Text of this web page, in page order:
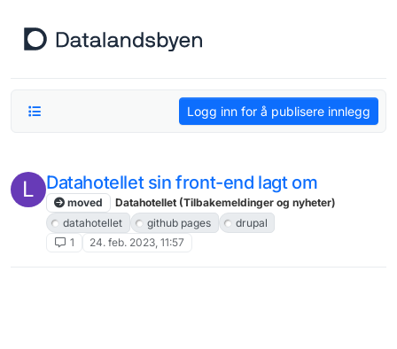
Logg inn for å publisere innlegg
L Datahotellet sin front-end lagt om
moved
Datahotellet (Tilbakemeldinger og nyheter)
datahotellet
github pages
drupal
1
24. feb. 2023, 11:57